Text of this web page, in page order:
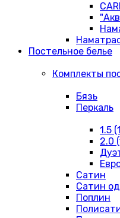
Постельное белье
Комплекты
Бязь
Перкаль
1.5
2.0
Сатин
Сатин
Поплин